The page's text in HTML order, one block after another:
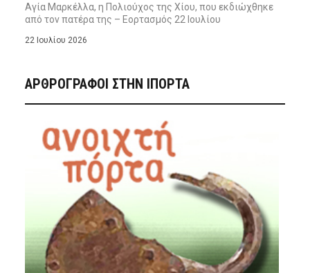
Αγία Μαρκέλλα, η Πολιούχος της Χίου, που εκδιώχθηκε
από τον πατέρα της – Εορτασμός 22 Ιουλίου
22 Ιουλίου 2026
ΑΡΘΡΟΓΡΑΦΟΙ ΣΤΗΝ IΠΟΡΤΑ